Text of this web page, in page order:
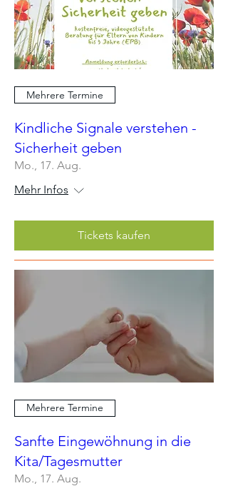
Mehrere Termine
Kindliche Signale verstehen -
Sicherheit geben
Mo., 17. Aug.
Mehr Infos
Tickets kaufen
Mehrere Termine
Sanfte Eingewöhnung in die
Kita/Tagesmutter
Mo., 17. Aug.